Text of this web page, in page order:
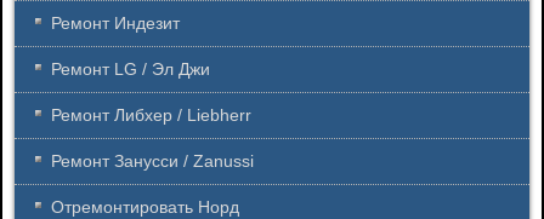
Ремонт Индезит
Ремонт LG / Эл Джи
Ремонт Либхер / Liebherr
Ремонт Занусси / Zanussi
Отремонтировать Норд